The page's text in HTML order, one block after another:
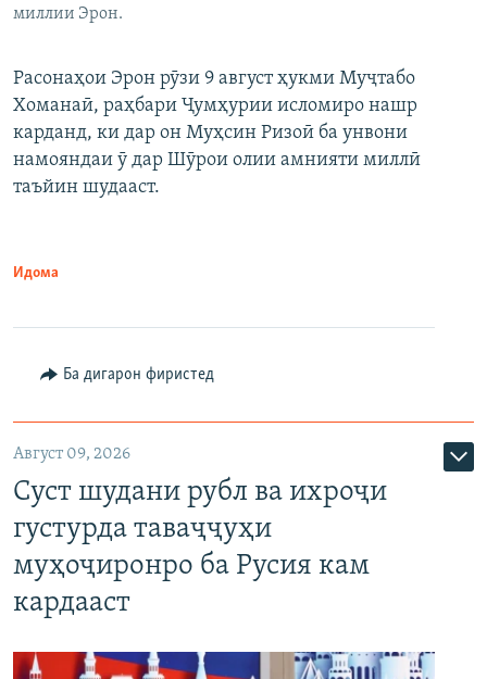
миллии Эрон.
Расонаҳои Эрон рӯзи 9 август ҳукми Муҷтабо
Хоманаӣ, раҳбари Ҷумҳурии исломиро нашр
карданд, ки дар он Муҳсин Ризоӣ ба унвони
намояндаи ӯ дар Шӯрои олии амнияти миллӣ
таъйин шудааст.
Идома
Ба дигарон фиристед
Август 09, 2026
Суст шудани рубл ва ихроҷи
густурда таваҷҷуҳи
муҳоҷиронро ба Русия кам
кардааст